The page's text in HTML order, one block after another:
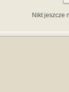
Nikt jeszcze